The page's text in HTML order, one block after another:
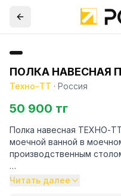
ПОЛКА НАВЕСНАЯ
Техно-ТТ · Россия
50 900 тг
Полка навесная ТЕХНО-
моечной ванной в
производственным
Навесные полки
Читать далее